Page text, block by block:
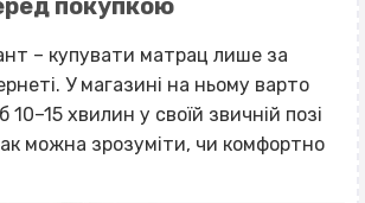
– купувати матрац лише за
У магазині на ньому варто
хвилин у своїй звичній позі
можна зрозуміти, чи комфортно